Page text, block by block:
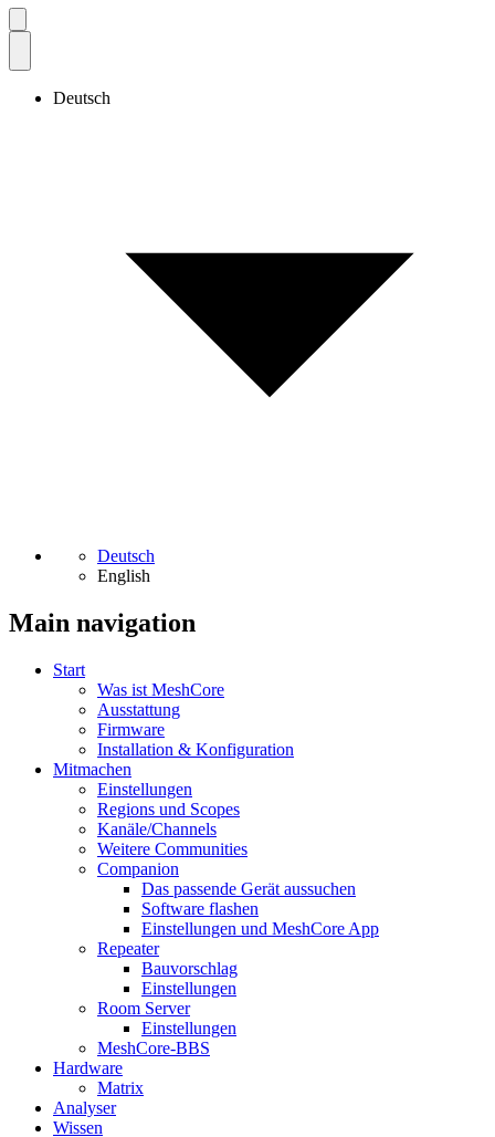
Deutsch
Deutsch
English
Main navigation
Start
Was ist MeshCore
Ausstattung
Firmware
Installation & Konfiguration
Mitmachen
Einstellungen
Regions und Scopes
Kanäle/Channels
Weitere Communities
Companion
Das passende Gerät aussuchen
Software flashen
Einstellungen und MeshCore App
Repeater
Bauvorschlag
Einstellungen
Room Server
Einstellungen
MeshCore-BBS
Hardware
Matrix
Analyser
Wissen